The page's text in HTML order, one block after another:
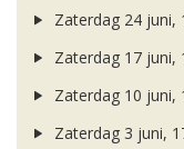
Zaterdag 24 juni,
Zaterdag 17 juni,
Zaterdag 10 juni,
Zaterdag 3 juni,